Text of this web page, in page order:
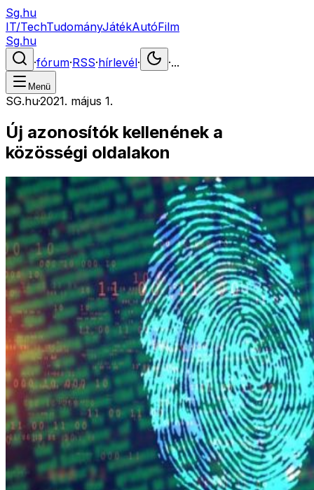
Sg.hu
IT/TechTudományJátékAutóFilm
Sg.hu
·fórum·RSS·hírlevél· ·...
Menü
SG.hu·2021. május 1.
Új azonosítók kellenének a
közösségi oldalakon